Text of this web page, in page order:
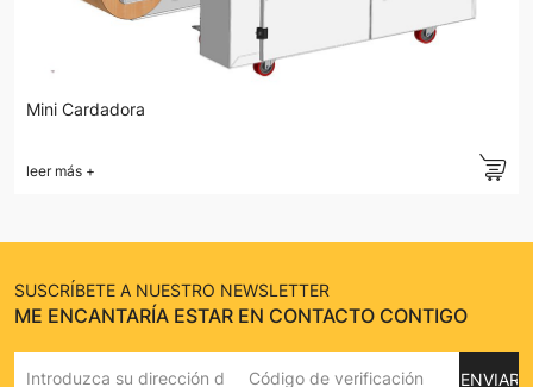
Mini Cardadora
leer más +
SUSCRÍBETE A NUESTRO NEWSLETTER
ME ENCANTARÍA ESTAR EN CONTACTO CONTIGO
ENVIAR